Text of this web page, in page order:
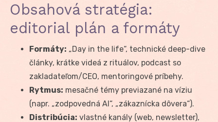
Obsahová stratégia:
editorial plán a formáty
Formáty: „Day in the life“, technické deep-dive
články, krátke videá z rituálov, podcast so
zakladateľom/CEO, mentoringové príbehy.
Rytmus: mesačné témy previazané na víziu
(napr. „zodpovedná AI“, „zákaznícka dôvera“).
Distribúcia: vlastné kanály (web, newsletter),